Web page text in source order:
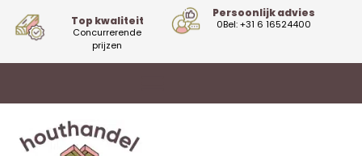
Top kwaliteit
Concurrerende
prijzen
Persoonlijk advies
0Bel: +31 6 16524400